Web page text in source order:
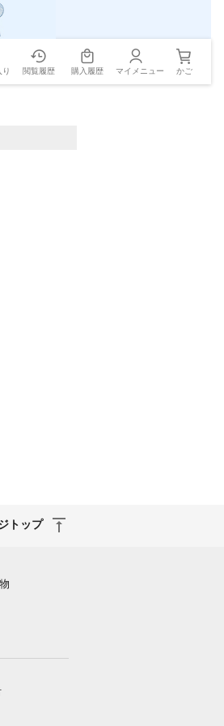
り 閲覧履歴 購入履歴 マイメニュー かご
トップ